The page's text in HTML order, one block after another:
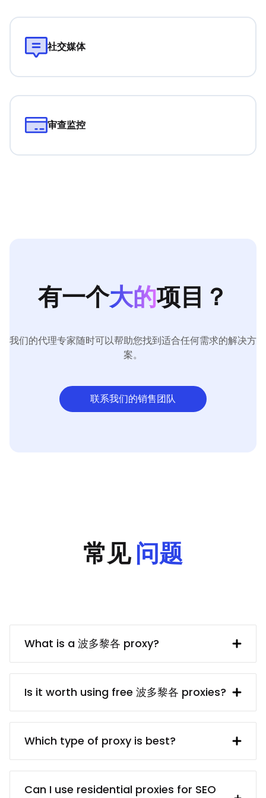
社交媒体
审查监控
有一个大的项目？
我们的代理专家随时可以帮助您找到适合任何需求的解决方
案。
联系我们的销售团队
常见问题
What is a 波多黎各 proxy?
A 波多黎各 IP address provided by a
proxy server. In turn, the proxy server
obtains said IP address from a UK
interacting with British websites and
services (e.g. collecting data from them)
Is it worth using free 波多黎各 proxies?
free 波多黎各 proxy servers usually are
dangerous because of the privacy and
security risks. Even if finding a reliable
time, it’s worth it because paid proxies
Which type of proxy is best?
There are different proxy types for
different targets: for example,
Can I use residential proxies for SEO